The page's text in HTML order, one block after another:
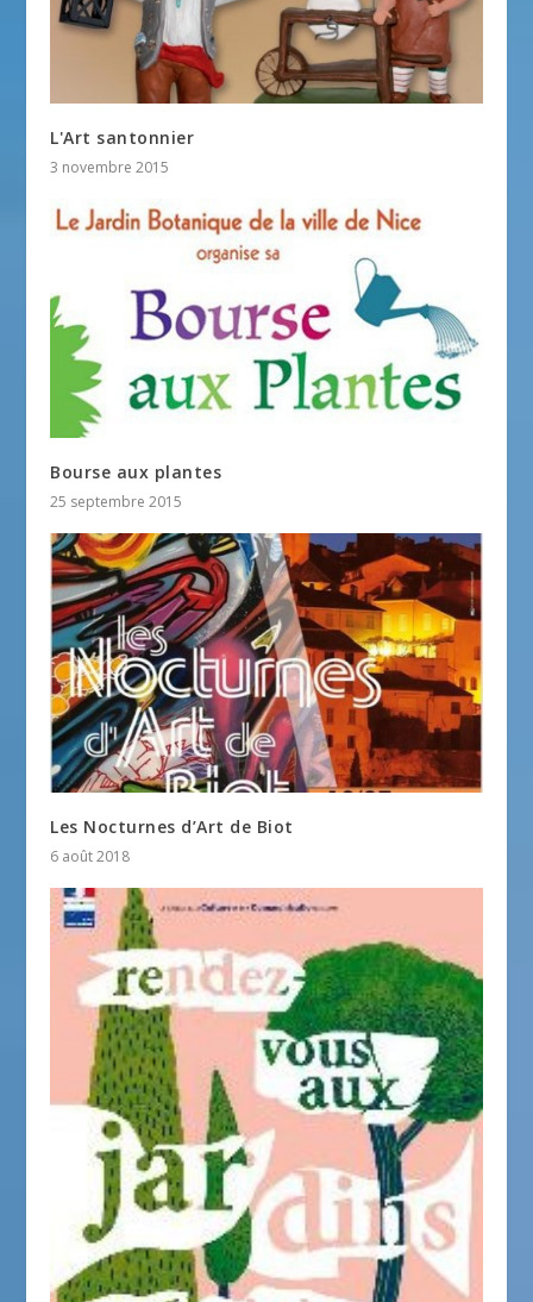
L'Art santonnier
3 novembre 2015
Bourse aux plantes
25 septembre 2015
Les Nocturnes d’Art de Biot
6 août 2018